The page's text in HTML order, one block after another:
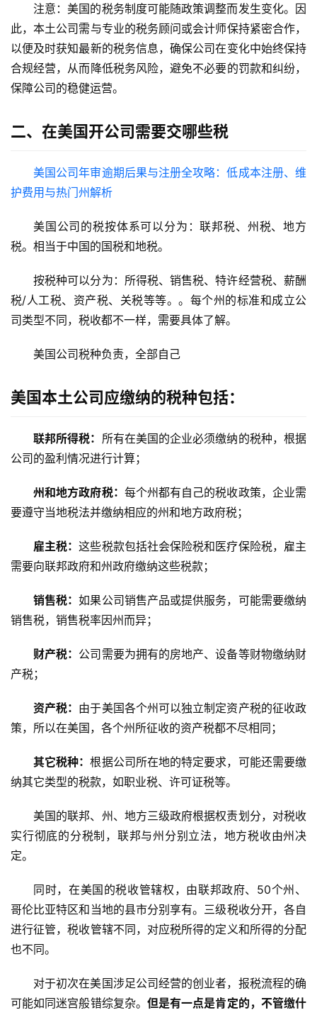
注意：美国的税务制度可能随政策调整而发生变化。因
此，本土公司需与专业的税务顾问或会计师保持紧密合作，
以便及时获知最新的税务信息，确保公司在变化中始终保持
合规经营，从而降低税务风险，避免不必要的罚款和纠纷，
保障公司的稳健运营。
二、在美国开公司需要交哪些税
美国公司年审逾期后果与注册全攻略：低成本注册、维
护费用与热门州解析
美国公司的税按体系可以分为：联邦税、州税、地方
税。相当于中国的国税和地税。
按税种可以分为：所得税、销售税、特许经营税、薪酬
税/人工税、资产税、关税等等。。每个州的标准和成立公
司类型不同，税收都不一样，需要具体了解。
美国公司税种负责，全部自己
美国本土公司应缴纳的税种包括：
联邦所得税： 所有在美国的企业必须缴纳的税种，根据
公司的盈利情况进行计算；
州和地方政府税： 每个州都有自己的税收政策，企业需
要遵守当地税法并缴纳相应的州和地方政府税；
雇主税：这些税款包括社会保险税和医疗保险税，雇主
需要向联邦政府和州政府缴纳这些税款；
销售税：如果公司销售产品或提供服务，可能需要缴纳
销售税，销售税率因州而异；
财产税： 公司需要为拥有的房地产、设备等财物缴纳财
产税；
资产税： 由于美国各个州可以独立制定资产税的征收政
策，所以在美国，各个州所征收的资产税都不尽相同；
其它税种：根据公司所在地的特定要求，可能还需要缴
纳其它类型的税款，如职业税、许可证税等。
美国的联邦、州、地方三级政府根据权责划分，对税收
实行彻底的分税制，联邦与州分别立法，地方税收由州决
定。
同时，在美国的税收管辖权，由联邦政府、50个州、
哥伦比亚特区和当地的县市分别享有。三级税收分开，各自
进行征管，税收管辖不同，对应税所得的定义和所得的分配
也不同。
对于初次在美国涉足公司经营的创业者，报税流程的确
可能如同迷宫般错综复杂。 但是有一点是肯定的，不管缴什